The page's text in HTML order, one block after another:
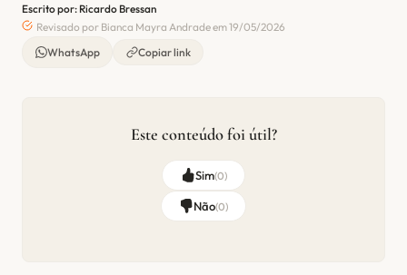
Escrito por: Ricardo Bressan
Revisado por Bianca Mayra Andrade em 19/05/2026
WhatsApp
Copiar link
Este conteúdo foi útil?
Sim(0)
Não(0)